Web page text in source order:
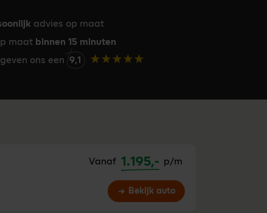
advies op maat
maat binnen 15 minuten
ons een
9,1
Vanaf 1.195,- p/m
Bekijk auto